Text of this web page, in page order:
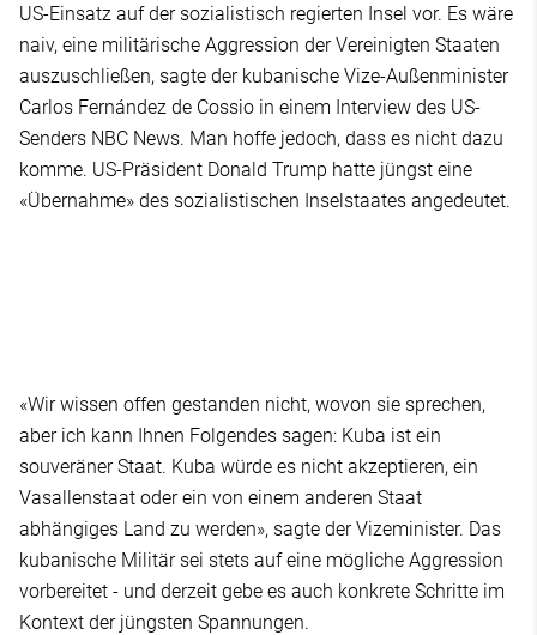
US-Einsatz auf der sozialistisch regierten Insel vor. Es wäre
naiv, eine militärische Aggression der Vereinigten Staaten
auszuschließen, sagte der kubanische Vize-Außenminister
Carlos Fernández de Cossio in einem Interview des US-
Senders NBC News. Man hoffe jedoch, dass es nicht dazu
komme. US-Präsident Donald Trump hatte jüngst eine
«Übernahme» des sozialistischen Inselstaates angedeutet.
«Wir wissen offen gestanden nicht, wovon sie sprechen,
aber ich kann Ihnen Folgendes sagen: Kuba ist ein
souveräner Staat. Kuba würde es nicht akzeptieren, ein
Vasallenstaat oder ein von einem anderen Staat
abhängiges Land zu werden», sagte der Vizeminister. Das
kubanische Militär sei stets auf eine mögliche Aggression
vorbereitet - und derzeit gebe es auch konkrete Schritte im
Kontext der jüngsten Spannungen.